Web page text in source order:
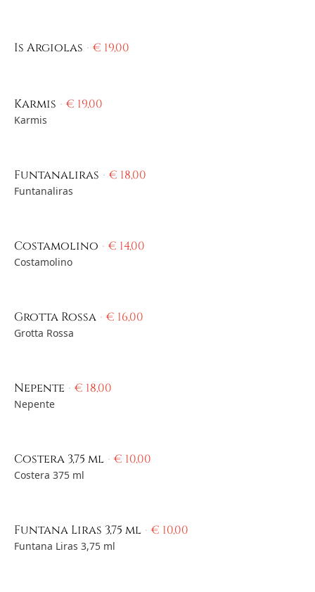
Is Argiolas € 19,00
Karmis € 19,00
Karmis
Funtanaliras € 18,00
Funtanaliras
Costamolino € 14,00
Costamolino
Grotta Rossa € 16,00
Grotta Rossa
Nepente € 18,00
Nepente
Costera 3,75 ml € 10,00
Costera 375 ml
Funtana Liras 3,75 ml € 10,00
Funtana Liras 3,75 ml